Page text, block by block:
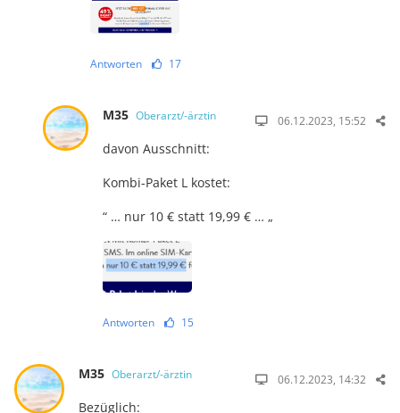
Antworten 17
M35 Oberarzt/-ärztin 06.12.2023, 15:52
davon Ausschnitt:
Kombi-Paket L kostet:
“ … nur 10 € statt 19,99 € … „
Antworten 15
M35 Oberarzt/-ärztin 06.12.2023, 14:32
Bezüglich: